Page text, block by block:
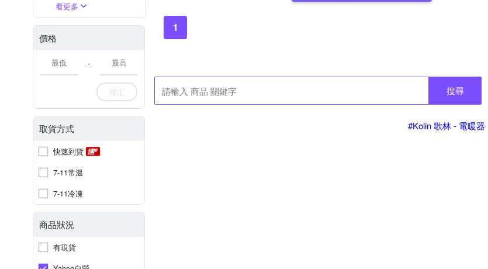
看更多
價格
-
確定
取貨方式
快速到貨
7-11常溫
7-11冷凍
商品狀況
有現貨
1
搜尋
#Kolin 歌林 - 電暖器